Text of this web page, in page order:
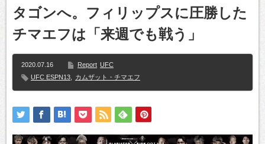
タゴンへ。フィリップスに圧勝した
チマエフは「来週でも戦う」
2020.07.16 Report UFC
UFC ESPN13
カムザット・チマエフ